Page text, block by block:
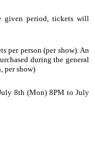
given period, tickets will
per person (per show). An
during the general
per show)
8th (Mon) 8PM to July